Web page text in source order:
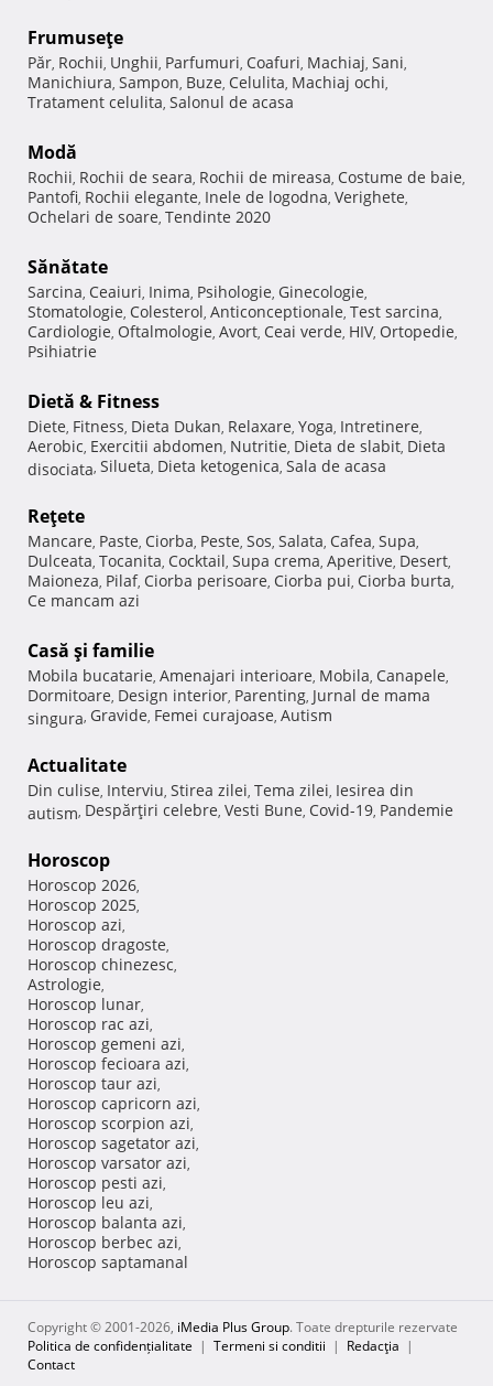
Frumuseţe
Păr, Rochii, Unghii, Parfumuri, Coafuri, Machiaj, Sani,
Manichiura, Sampon, Buze, Celulita, Machiaj ochi,
Tratament celulita, Salonul de acasa
Modă
Rochii, Rochii de seara, Rochii de mireasa, Costume de baie,
Pantofi, Rochii elegante, Inele de logodna, Verighete,
Ochelari de soare, Tendinte 2020
Sănătate
Sarcina, Ceaiuri, Inima, Psihologie, Ginecologie,
Stomatologie, Colesterol, Anticonceptionale, Test sarcina,
Cardiologie, Oftalmologie, Avort, Ceai verde, HIV, Ortopedie,
Psihiatrie
Dietă & Fitness
Diete, Fitness, Dieta Dukan, Relaxare, Yoga, Intretinere,
Aerobic, Exercitii abdomen, Nutritie, Dieta de slabit, Dieta
disociata, Silueta, Dieta ketogenica, Sala de acasa
Reţete
Mancare, Paste, Ciorba, Peste, Sos, Salata, Cafea, Supa,
Dulceata, Tocanita, Cocktail, Supa crema, Aperitive, Desert,
Maioneza, Pilaf, Ciorba perisoare, Ciorba pui, Ciorba burta,
Ce mancam azi
Casă şi familie
Mobila bucatarie, Amenajari interioare, Mobila, Canapele,
Dormitoare, Design interior, Parenting, Jurnal de mama
singura, Gravide, Femei curajoase, Autism
Actualitate
Din culise, Interviu, Stirea zilei, Tema zilei, Iesirea din
autism, Despărţiri celebre, Vesti Bune, Covid-19, Pandemie
Horoscop
Horoscop 2026,
Horoscop 2025,
Horoscop azi,
Horoscop dragoste,
Horoscop chinezesc,
Astrologie,
Horoscop lunar,
Horoscop rac azi,
Horoscop gemeni azi,
Horoscop fecioara azi,
Horoscop taur azi,
Horoscop capricorn azi,
Horoscop scorpion azi,
Horoscop sagetator azi,
Horoscop varsator azi,
Horoscop pesti azi,
Horoscop leu azi,
Horoscop balanta azi,
Horoscop berbec azi,
Horoscop saptamanal
Copyright © 2001-2026, iMedia Plus Group. Toate drepturile rezervate
Politica de confidențialitate | Termeni si conditii | Redacţia |
Contact